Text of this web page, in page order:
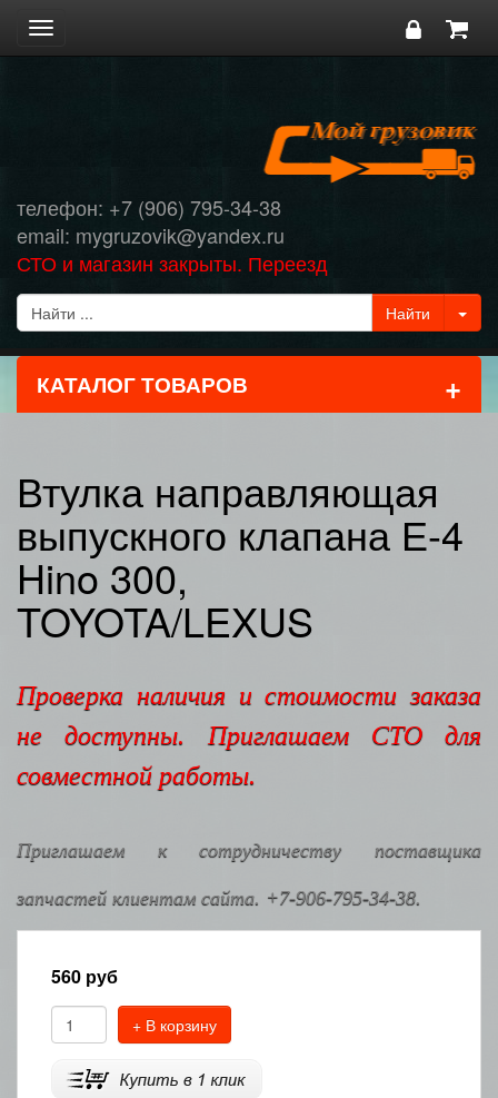
Toggle
navigation
телефон: +7 (906) 795-34-38
email: mygruzovik@yandex.ru
СТО и магазин закрыты. Переезд
КАТАЛОГ ТОВАРОВ +
Втулка направляющая
выпускного клапана Е-4
Hino 300,
TOYOTA/LEXUS
Проверка наличия и стоимости заказа
не доступны. Приглашаем СТО для
совместной работы.
Приглашаем к сотрудничеству поставщика
запчастей клиентам сайта. +7-906-795-34-38.
560 руб
+ В корзину